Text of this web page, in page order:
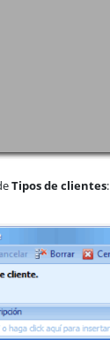
Tipos de clientes: